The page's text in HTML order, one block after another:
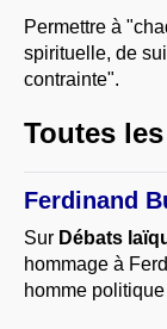
LIBRES
* [ connexion
Permettre à
spirituelle, de
contrainte".
Toutes
Ferdinand
Sur Débats
hommage à
homme